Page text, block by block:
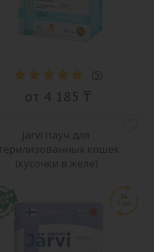
(5)
от 4 185 ₸
Jarvi пауч для
кошек
(кусочки в желе)